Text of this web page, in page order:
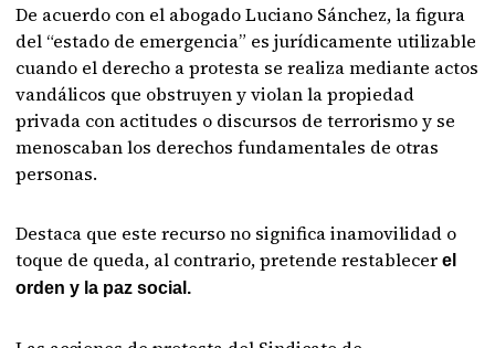
De acuerdo con el abogado Luciano Sánchez, la figura
del “estado de emergencia” es jurídicamente utilizable
cuando el derecho a protesta se realiza mediante actos
vandálicos que obstruyen y violan la propiedad
privada con actitudes o discursos de terrorismo y se
menoscaban los derechos fundamentales de otras
personas.
Destaca que este recurso no significa inamovilidad o
toque de queda, al contrario, pretende restablecerel
orden y la paz social.